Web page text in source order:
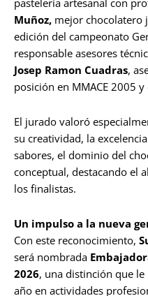
pastelería artesanal con
Muñoz, mejor chocolatero
edición del campeonato
responsable asesores
Josep Ramon Cuadras,
posición en MMACE 2005
El jurado valoró
su creatividad, la
sabores, el dominio del
conceptual, destacando el
los finalistas.
Un impulso a la nueva
Con este reconocimiento,
será nombrada
2026, una distinción que
año en actividades